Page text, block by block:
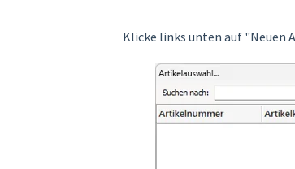
Klicke links unten auf "Neuen